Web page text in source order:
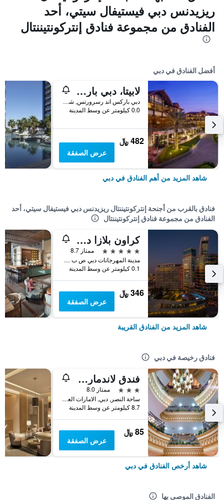
ريزيدنس دبي فيستيفال سيتي، أحد
الفنادق من مجموعة فنادق إنتركونتيننتال
أفضل الفنادق في دبي
لابيتا، دبي باركس آند ريزورتس، أوتوغراف كوليكشن
دبي باركس اند رسرورتس, شارع الشيخ زايد, دبي, الامارات العربية المتحدة
0.0 كيلومتر عن وسط المدينة
482 ﷼
عرض الصفقة
شاهد المزيد من أهم الفنادق في دبي
فنادق بالقرب من أجنحة إنتركونتيننتال ريزيدنس دبي فيستيفال سيتي، أحد
الفنادق من مجموعة فنادق إنتركونتيننتال
كراون بلازا دبي فيستيفال سيتي
5 نجوم
ممتاز 8.7
مدينة المهرجانات دبي ص ب 45777, دبي, الامارات العربية المتحدة
0.1 كيلومتر عن وسط المدينة
346 ﷼
عرض الصفقة
شاهد المزيد من الفنادق القريبة
فنادق رخيصة في دبي
فندق لاندمارك بلازا
3 نجوم
ممتاز 8.0
ساحة النصر, دبي, الامارات العربية المتحدة
8.7 كيلومتر عن وسط المدينة
85 ﷼
عرض الصفقة
شاهد أرخص الفنادق في دبي
الفنادق الموصى بها